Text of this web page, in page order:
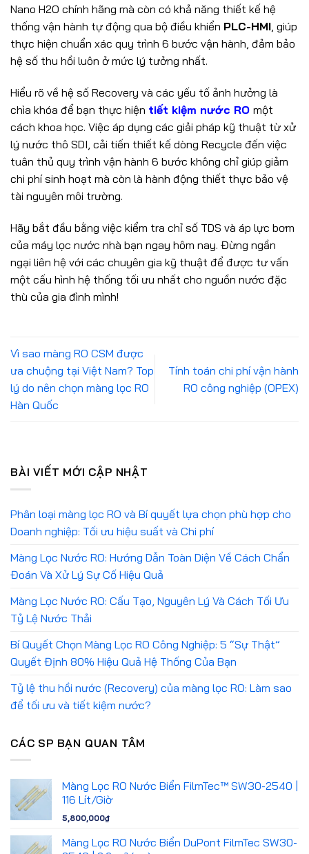
Nano H2O chính hãng mà còn có khả năng thiết kế hệ
thống vận hành tự động qua bộ điều khiển PLC-HMI, giúp
thực hiện chuẩn xác quy trình 6 bước vận hành, đảm bảo
hệ số thu hồi luôn ở mức lý tưởng nhất.
Hiểu rõ về hệ số Recovery và các yếu tố ảnh hưởng là
chìa khóa để bạn thực hiện tiết kiệm nước RO một
cách khoa học. Việc áp dụng các giải pháp kỹ thuật từ xử
lý nước thô SDI, cải tiến thiết kế dòng Recycle đến việc
tuân thủ quy trình vận hành 6 bước không chỉ giúp giảm
chi phí sinh hoạt mà còn là hành động thiết thực bảo vệ
tài nguyên môi trường.
Hãy bắt đầu bằng việc kiểm tra chỉ số TDS và áp lực bơm
của máy lọc nước nhà bạn ngay hôm nay. Đừng ngần
ngại liên hệ với các chuyên gia kỹ thuật để được tư vấn
một cấu hình hệ thống tối ưu nhất cho nguồn nước đặc
thù của gia đình mình!
Vì sao màng RO CSM được
ưa chuộng tại Việt Nam? Top
lý do nên chọn màng lọc RO
Hàn Quốc
Tính toán chi phí vận hành
RO công nghiệp (OPEX)
BÀI VIẾT MỚI CẬP NHẬT
Phân loại màng lọc RO và Bí quyết lựa chọn phù hợp cho
Doanh nghiệp: Tối ưu hiệu suất và Chi phí
Màng Lọc Nước RO: Hướng Dẫn Toàn Diện Về Cách Chẩn
Đoán Và Xử Lý Sự Cố Hiệu Quả
Màng Lọc Nước RO: Cấu Tạo, Nguyên Lý Và Cách Tối Ưu
Tỷ Lệ Nước Thải
Bí Quyết Chọn Màng Lọc RO Công Nghiệp: 5 “Sự Thật”
Quyết Định 80% Hiệu Quả Hệ Thống Của Bạn
Tỷ lệ thu hồi nước (Recovery) của màng lọc RO: Làm sao
để tối ưu và tiết kiệm nước?
CÁC SP BẠN QUAN TÂM
Màng Lọc RO Nước Biển FilmTec™ SW30-2540 |
116 Lít/Giờ
5,800,000₫
Màng Lọc RO Nước Biển DuPont FilmTec SW30-